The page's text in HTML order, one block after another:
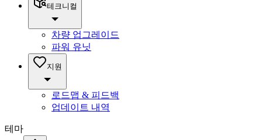
테크니컬
차량 업그레이드
파워 유닛
지원
로드맵 & 피드백
업데이트 내역
테마